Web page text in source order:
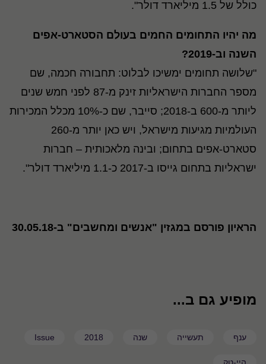
כולל של 1.5 מיליארד דולר".
מה יהיו התחומים החמים בעולם הסטארט-אפים
השנה וב-2019?
"שלושה תחומים ימשיכו לבלוט: תחבורה חכמה, שם
מספר החברות הישראליות זינק מ-87 לפני חמש שנים
ליותר מ-600 ב-2018; סייבר, שם כ-10% מכלל המכירות
העולמיות מגיעות מישראל, ויש כאן יותר מ-260
סטארט-אפים בתחום; ובינה מלאכותית – חברות
ישראליות בתחום גייסו ב-2017 כ-1.1 מיליארד דולר".
הראיון פורסם במגזין "אנשים ומחשבים" ב-30.05.18
מופיע גם ב...
ענף תעשייה שנה 2018
Issue